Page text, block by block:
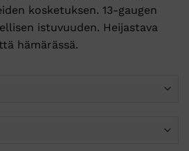
kosketuksen. 13-gaugen
istuvuuden. Heijastava
hämärässä.